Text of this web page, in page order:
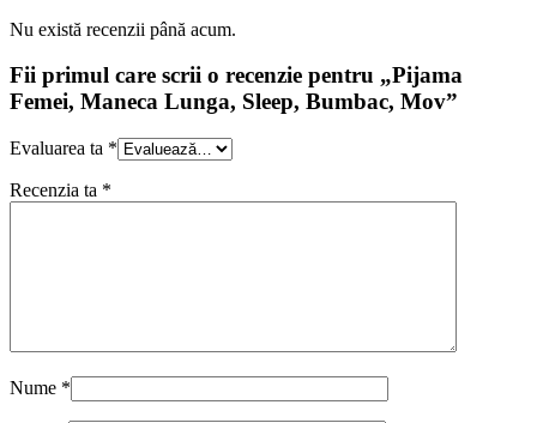
Nu există recenzii până acum.
Fii primul care scrii o recenzie pentru „Pijama
Femei, Maneca Lunga, Sleep, Bumbac, Mov”
Evaluarea ta *
Recenzia ta *
Nume *